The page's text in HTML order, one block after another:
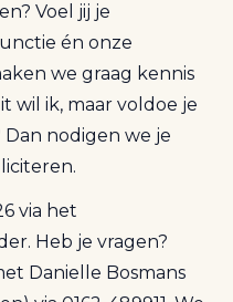
Voel jij je
én onze
we graag kennis
wil ik, maar voldoe je
nodigen we je
via het
Heb je vragen?
Danielle Bosmans